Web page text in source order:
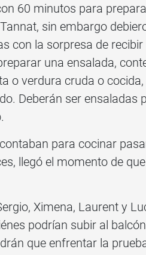
60 minutos para
sin embargo
con la sorpresa de
una ensalada,
o verdura cruda o
Deberán ser ensaladas
para cocinar
llegó el momento de
Ximena, Laurent y
podrían subir al
que enfrentar la